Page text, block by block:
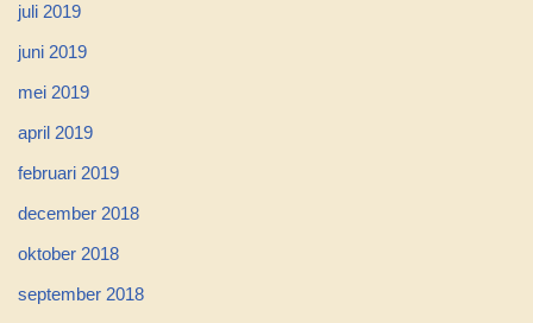
juli 2019
juni 2019
mei 2019
april 2019
februari 2019
december 2018
oktober 2018
september 2018